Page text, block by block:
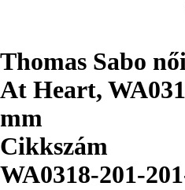
Thomas Sabo
At Heart,
mm
Cikkszám
WA0318-201-